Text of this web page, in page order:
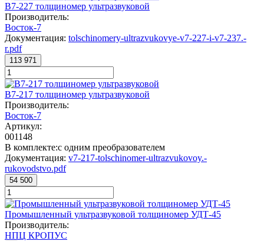
В7-227 толщиномер ультразвуковой
Производитель:
Восток-7
Документация: tolschinomery-ultrazvukovye-v7-227-i-v7-237.-
r.pdf
113 971
В7-217 толщиномер ультразвуковой
Производитель:
Восток-7
Артикул:
001148
В комплекте:с одним преобразователем
Документация: v7-217-tolschinomer-ultrazvukovoy.-
rukovodstvo.pdf
54 500
Промышленный ультразвуковой толщиномер УДТ-45
Производитель:
НПЦ КРОПУС